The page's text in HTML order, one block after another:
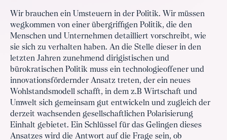
Wir brauchen ein Umsteuern in der Politik. Wir müssen
wegkommen von einer übergriffigen Politik, die den
Menschen und Unternehmen detailliert vorschreibt, wie
sie sich zu verhalten haben. An die Stelle dieser in den
letzten Jahren zunehmend dirigistischen und
bürokratischen Politik muss ein technologieoffener und
innovationsfördernder Ansatz treten, der ein neues
Wohlstandsmodell schafft, in dem z.B Wirtschaft und
Umwelt sich gemeinsam gut entwickeln und zugleich der
derzeit wachsenden gesellschaftlichen Polarisierung
Einhalt gebietet. Ein Schlüssel für das Gelingen dieses
Ansatzes wird die Antwort auf die Frage sein, ob